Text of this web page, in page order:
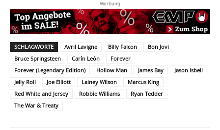
Werbung
SCHLAGWORTE Avril Lavigne Billy Falcon
Bon Jovi
Bruce Springsteen
Carín León
Forever
Forever (Legendary Edition)
Hollow Man James Bay
Jason Isbell
Jelly Roll
Joe Elliott Lainey Wilson
Marcus King
Red White and Jersey
Robbie Williams
Ryan Tedder
The War & Treaty